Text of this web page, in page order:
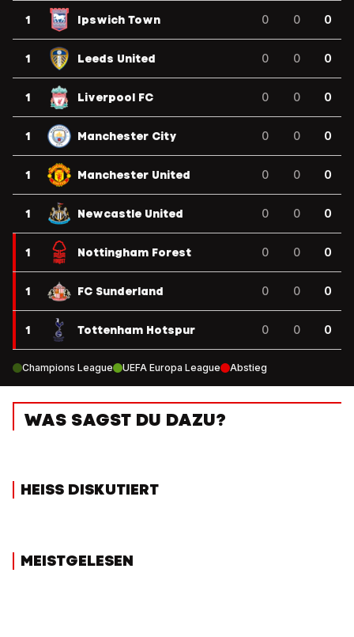
1 Ipswich Town 0 0 0
1 Leeds United 0 0 0
1 Liverpool FC 0 0 0
1 Manchester City 0 0 0
1 Manchester United 0 0 0
1 Newcastle United 0 0 0
1 Nottingham Forest 0 0 0
1 FC Sunderland 0 0 0
1 Tottenham Hotspur 0 0 0
Champions League UEFA Europa League Abstieg
WAS SAGST DU DAZU?
HEISS DISKUTIERT
MEISTGELESEN